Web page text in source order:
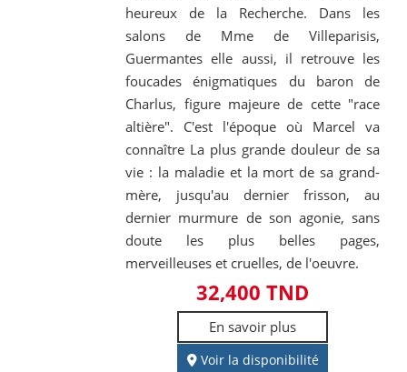
heureux de la Recherche. Dans les
salons de Mme de Villeparisis,
Guermantes elle aussi, il retrouve les
foucades énigmatiques du baron de
Charlus, figure majeure de cette "race
altière". C'est l'époque où Marcel va
connaître La plus grande douleur de sa
vie : la maladie et la mort de sa grand-
mère, jusqu'au dernier frisson, au
dernier murmure de son agonie, sans
doute les plus belles pages,
merveilleuses et cruelles, de l'oeuvre.
32,400 TND
En savoir plus
Voir la disponibilité